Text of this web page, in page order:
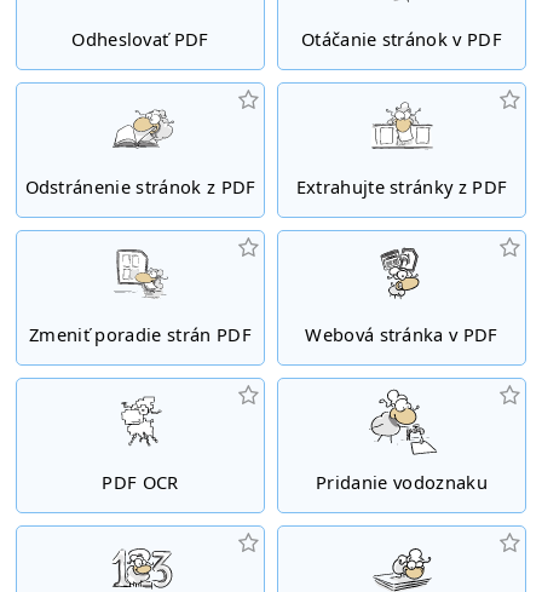
Odheslovať PDF Otáčanie stránok v PDF
Odstránenie stránok z PDF Extrahujte stránky z PDF
Zmeniť poradie strán PDF Webová stránka v PDF
PDF OCR Pridanie vodoznaku